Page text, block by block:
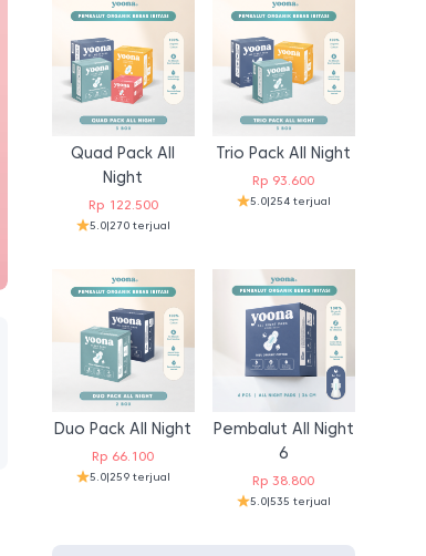
Quad Pack All
Night
Rp122.500
5.0|270 terjual
Trio Pack All Night
Rp 93.600
5.0|254 terjual
Duo Pack All Night
Rp 66.100
5.0|259 terjual
Pembalut All Night
6
Rp 38.800
5.0|535 terjual